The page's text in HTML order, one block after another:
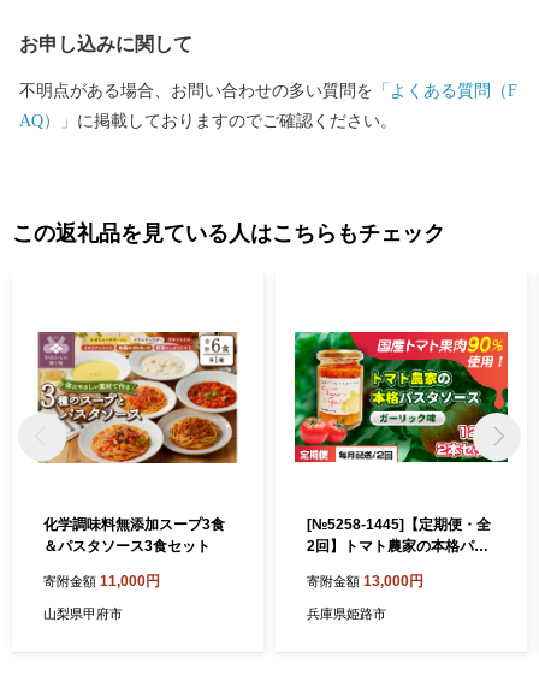
お申し込みに関して
不明点がある場合、お問い合わせの多い質問を 「よくある質問（F
AQ）」 に掲載しておりますのでご確認ください。
この返礼品を見ている人はこちらもチェック
化学調味料無添加スープ3食
＆パスタソース3食セット
寄附金額 11,000円
山梨県甲府市
[№5258-1445]【定期便・全
2回】トマト農家の本格パス
2本セット × 2回｜国産 姫路
市産 完熟八百ちゃんトマト
寄附金額 13,000円
兵庫県姫路市